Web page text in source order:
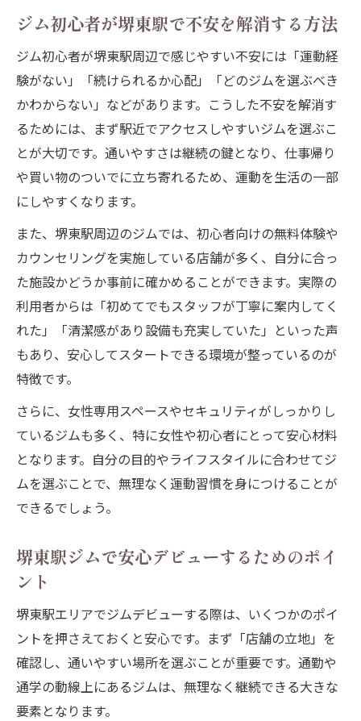
ジム初心者が堺東駅で不安を解消する方法
ジム初心者が堺東駅周辺で感じやすい不安には「運動経
験がない」「続けられるか心配」「どのジムを選ぶべき
かわからない」などがあります。こうした不安を解消す
るためには、まず駅近でアクセスしやすいジムを選ぶこ
とが大切です。通いやすさは継続の鍵となり、仕事帰り
や買い物のついでに立ち寄れるため、運動を生活の一部
にしやすくなります。
また、堺東駅周辺のジムでは、初心者向けの無料体験や
カウンセリングを実施している店舗が多く、自分に合っ
た施設かどうか事前に確かめることができます。実際の
利用者からは「初めてでもスタッフが丁寧に案内してく
れた」「清潔感があり設備も充実していた」といった声
もあり、安心してスタートできる環境が整っているのが
特徴です。
さらに、女性専用スペースやセキュリティがしっかりし
ているジムも多く、特に女性や初心者にとって安心材料
となります。自分の目的やライフスタイルに合わせてジ
ムを選ぶことで、無理なく運動習慣を身につけることが
できるでしょう。
堺東駅ジムで安心デビューするためのポイ
ント
堺東駅エリアでジムデビューする際は、いくつかのポイ
ントを押さえておくと安心です。まず「店舗の立地」を
確認し、通いやすい場所を選ぶことが重要です。通勤や
通学の動線上にあるジムは、無理なく継続できる大きな
要素となります。